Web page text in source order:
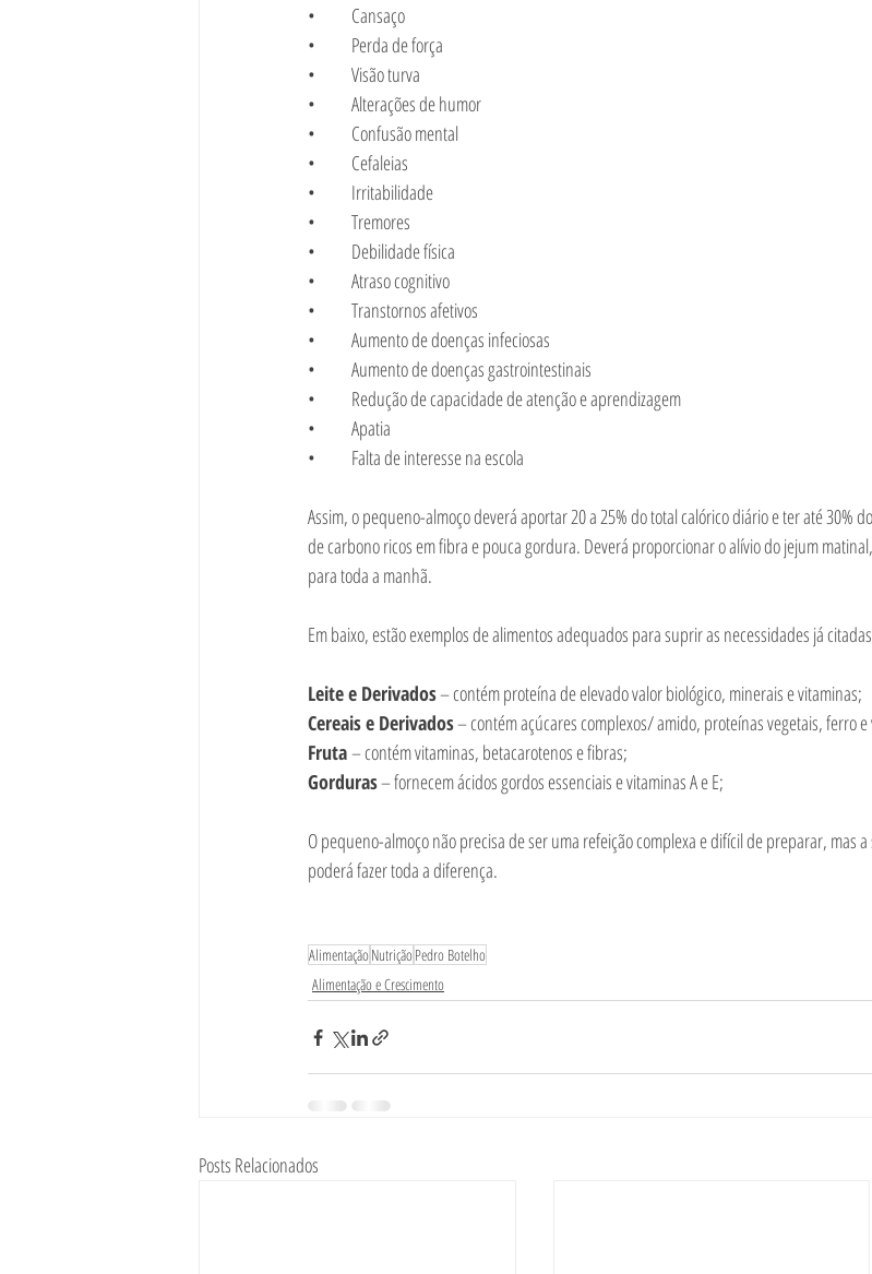
•	Cansaço
•	Perda de força
•	Visão turva
•	Alterações de humor
•	Confusão mental
•	Cefaleias
•	Irritabilidade
•	Tremores
•	Debilidade física
•	Atraso cognitivo
•	Transtornos afetivos
•	Aumento de doenças infeciosas
•	Aumento de doenças gastrointestinais
•	Redução de capacidade de atenção e aprendizagem
•	Apatia
•	Falta de interesse na escola
Assim, o pequeno-almoço deverá aportar 20 a 25% do total calórico diário e ter até 30%
de carbono ricos em fibra e pouca gordura. Deverá proporcionar o alívio do jejum
para toda a manhã.
Em baixo, estão exemplos de alimentos adequados para suprir as necessidades já
Leite e Derivados – contém proteína de elevado valor biológico, minerais e vitaminas;
Cereais e Derivados – contém açúcares complexos/ amido, proteínas vegetais, ferro
Fruta – contém vitaminas, betacarotenos e fibras;
Gorduras – fornecem ácidos gordos essenciais e vitaminas A e E;
O pequeno-almoço não precisa de ser uma refeição complexa e difícil de preparar, mas
poderá fazer toda a diferença.
AlimentaçãoNutriçãoPedro Botelho
Alimentação e Crescimento
Posts Relacionados